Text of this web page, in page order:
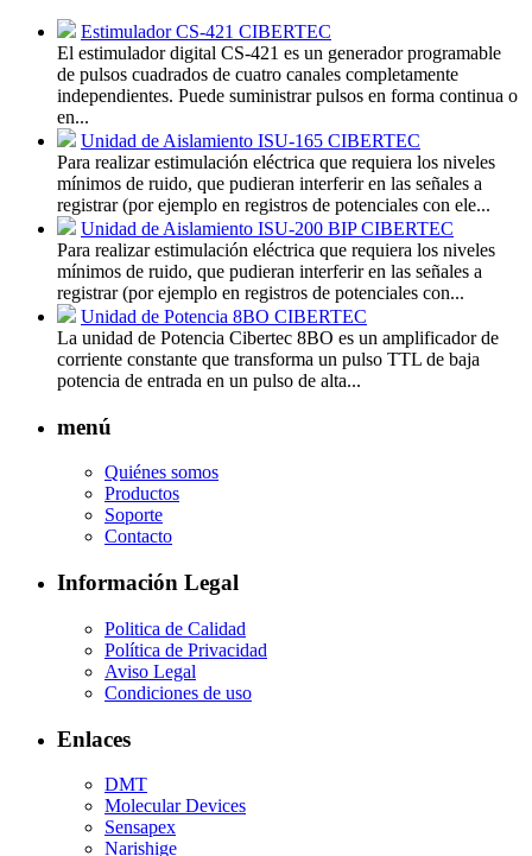
Estimulador CS-421 CIBERTEC
El estimulador digital CS-421 es un generador programable
de pulsos cuadrados de cuatro canales completamente
independientes. Puede suministrar pulsos en forma continua o
en...
Unidad de Aislamiento ISU-165 CIBERTEC
Para realizar estimulación eléctrica que requiera los niveles
mínimos de ruido, que pudieran interferir en las señales a
registrar (por ejemplo en registros de potenciales con ele...
Unidad de Aislamiento ISU-200 BIP CIBERTEC
Para realizar estimulación eléctrica que requiera los niveles
mínimos de ruido, que pudieran interferir en las señales a
registrar (por ejemplo en registros de potenciales con...
Unidad de Potencia 8BO CIBERTEC
La unidad de Potencia Cibertec 8BO es un amplificador de
corriente constante que transforma un pulso TTL de baja
potencia de entrada en un pulso de alta...
menú
Quiénes somos
Productos
Soporte
Contacto
Información Legal
Politica de Calidad
Política de Privacidad
Aviso Legal
Condiciones de uso
Enlaces
DMT
Molecular Devices
Sensapex
Narishige